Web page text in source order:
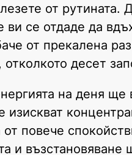
от рутината.
се отдаде да
от прекалена
десет
на деня ще
повече
и възстановяване